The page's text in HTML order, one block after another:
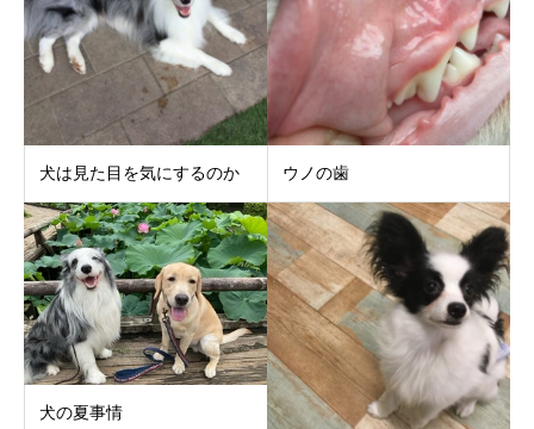
犬は見た目を気にするのか ウノの歯
犬の夏事情